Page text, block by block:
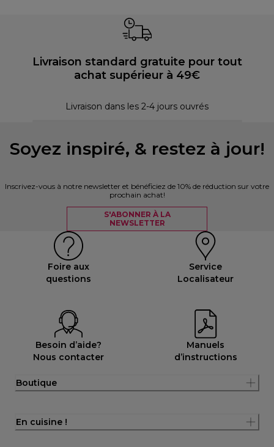
Livraison standard gratuite pour tout
achat supérieur à 49€
Livraison dans les 2-4 jours ouvrés
Soyez inspiré, & restez à jour!
Inscrivez-vous à notre newsletter et bénéficiez de 10% de réduction sur votre
prochain achat!
S'ABONNER À LA
NEWSLETTER
Foire aux
questions
Service
Localisateur
Besoin d’aide?
Nous contacter
Manuels
d’instructions
Boutique
En cuisine !